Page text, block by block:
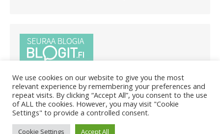
© 2026 Pietar.in/ Powered by WordPress
We use cookies on our website to give you the most
relevant experience by remembering your preferences and
repeat visits. By clicking “Accept All”, you consent to the use
of ALL the cookies. However, you may visit "Cookie
Settings" to provide a controlled consent.
Cookie Settings Accept All